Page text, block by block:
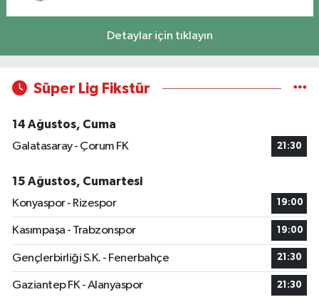
Detaylar için tıklayın
Süper Lig Fikstür
14 Ağustos, Cuma
Galatasaray - Çorum FK
21:30
15 Ağustos, Cumartesi
Konyaspor - Rizespor
19:00
Kasımpaşa - Trabzonspor 19:00
Gençlerbirliği S.K. - Fenerbahçe 21:30
Gaziantep FK - Alanyaspor 21:30